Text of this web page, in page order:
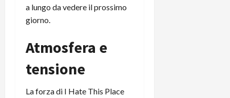
a lungo da vedere il prossimo
giorno.
Atmosfera e
tensione
La forza di I Hate This Place